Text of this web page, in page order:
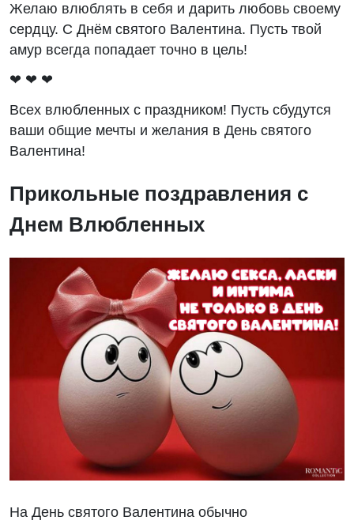
Желаю влюблять в себя и дарить любовь своему
сердцу. С Днём святого Валентина. Пусть твой
амур всегда попадает точно в цель!
❤ ❤ ❤
Всех влюбленных с праздником! Пусть сбудутся
ваши общие мечты и желания в День святого
Валентина!
Прикольные поздравления с
Днем Влюбленных
На День святого Валентина обычно